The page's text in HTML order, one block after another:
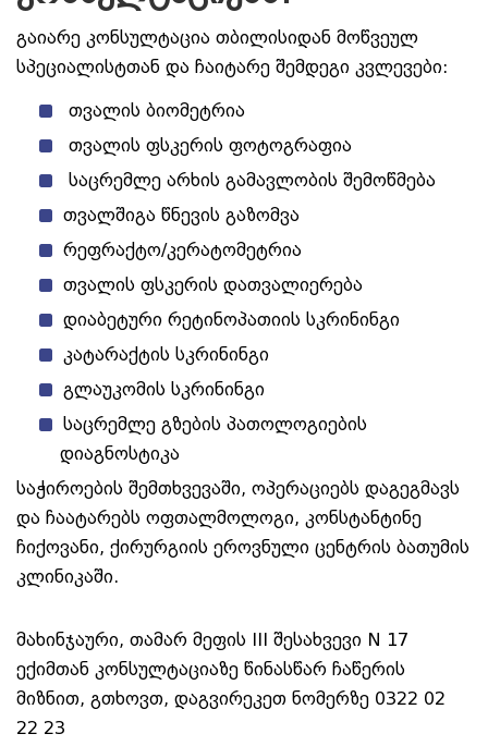
გაიარე კონსულტაცია თბილისიდან მოწვეულ
სპეციალისტთან და ჩაიტარე შემდეგი კვლევები:
თვალის ბიომეტრია
თვალის ფსკერის ფოტოგრაფია
საცრემლე არხის გამავლობის შემოწმება
თვალშიგა წნევის გაზომვა
რეფრაქტო/კერატომეტრია
თვალის ფსკერის დათვალიერება
დიაბეტური რეტინოპათიის სკრინინგი
კატარაქტის სკრინინგი
გლაუკომის სკრინინგი
საცრემლე გზების პათოლოგიების
დიაგნოსტიკა
საჭიროების შემთხვევაში, ოპერაციებს დაგეგმავს
და ჩაატარებს ოფთალმოლოგი, კონსტანტინე
ჩიქოვანი, ქირურგიის ეროვნული ცენტრის ბათუმის
კლინიკაში.
მახინჯაური, თამარ მეფის III შესახვევი N 17
ექიმთან კონსულტაციაზე წინასწარ ჩაწერის
მიზნით, გთხოვთ, დაგვირეკეთ ნომერზე 0322 02
22 23